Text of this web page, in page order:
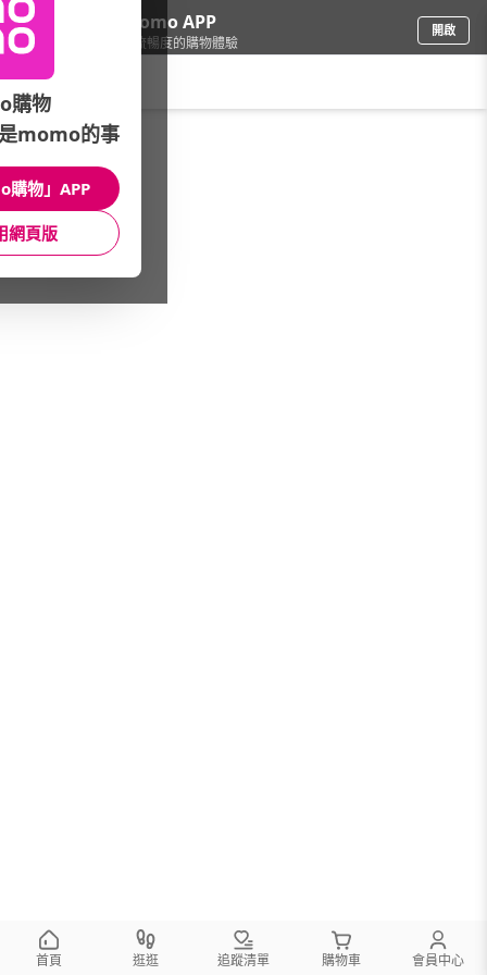
下載momo APP
給你3倍流暢度的購物體驗
開啟
鞋包箱/運動鞋/戶外登山品牌
館長推薦 月銷量
首頁 逛逛 追蹤清單 購物車 會員中心
購物
momo的事
購物」APP
網頁版